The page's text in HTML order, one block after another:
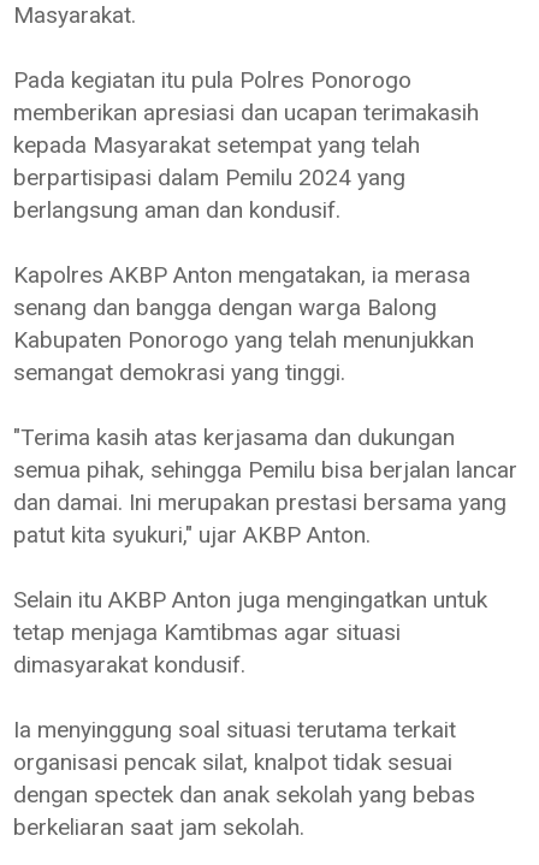
Masyarakat.
Pada kegiatan itu pula Polres Ponorogo
memberikan apresiasi dan ucapan terimakasih
kepada Masyarakat setempat yang telah
berpartisipasi dalam Pemilu 2024 yang
berlangsung aman dan kondusif.
Kapolres AKBP Anton mengatakan, ia merasa
senang dan bangga dengan warga Balong
Kabupaten Ponorogo yang telah menunjukkan
semangat demokrasi yang tinggi.
"Terima kasih atas kerjasama dan dukungan
semua pihak, sehingga Pemilu bisa berjalan lancar
dan damai. Ini merupakan prestasi bersama yang
patut kita syukuri," ujar AKBP Anton.
Selain itu AKBP Anton juga mengingatkan untuk
tetap menjaga Kamtibmas agar situasi
dimasyarakat kondusif.
Ia menyinggung soal situasi terutama terkait
organisasi pencak silat, knalpot tidak sesuai
dengan spectek dan anak sekolah yang bebas
berkeliaran saat jam sekolah.